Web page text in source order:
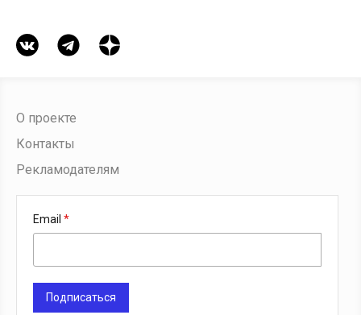
О проекте
Контакты
Рекламодателям
Email
Подписаться